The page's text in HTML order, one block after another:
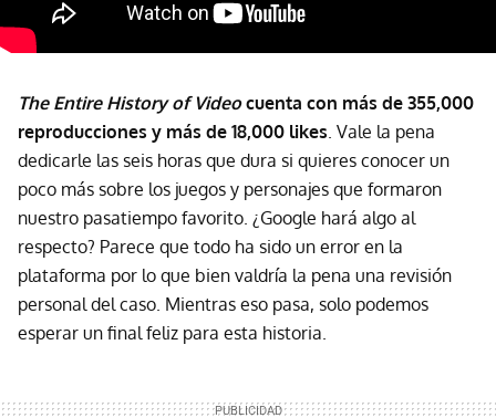
The Entire History of Videocuenta con más de 355,000
reproducciones y más de 18,000 likes . Vale la pena
dedicarle las seis horas que dura si quieres conocer un
poco más sobre los juegos y personajes que formaron
nuestro pasatiempo favorito. ¿Google hará algo al
respecto? Parece que todo ha sido un error en la
plataforma por lo que bien valdría la pena una revisión
personal del caso. Mientras eso pasa, solo podemos
esperar un final feliz para esta historia.